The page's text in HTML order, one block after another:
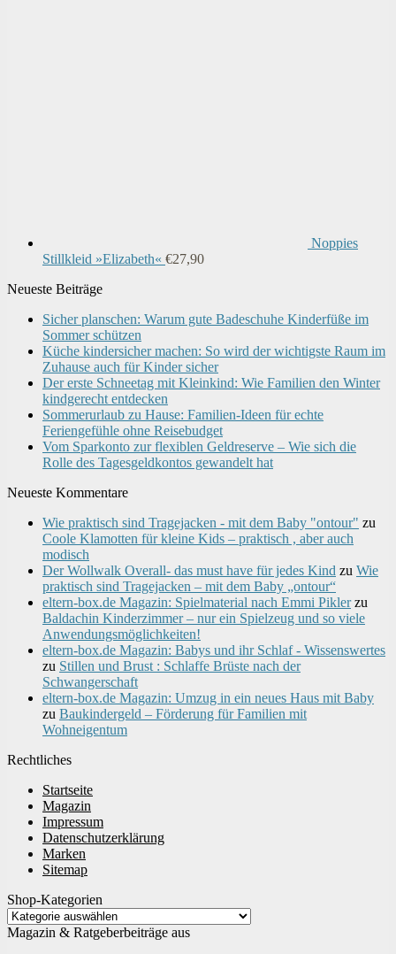
Noppies
Stillkleid »Elizabeth« €27,90
Neueste Beiträge
Sicher planschen: Warum gute Badeschuhe Kinderfüße im
Sommer schützen
Küche kindersicher machen: So wird der wichtigste Raum im
Zuhause auch für Kinder sicher
Der erste Schneetag mit Kleinkind: Wie Familien den Winter
kindgerecht entdecken
Sommerurlaub zu Hause: Familien-Ideen für echte
Feriengefühle ohne Reisebudget
Vom Sparkonto zur flexiblen Geldreserve – Wie sich die
Rolle des Tagesgeldkontos gewandelt hat
Neueste Kommentare
Wie praktisch sind Tragejacken - mit dem Baby "ontour" zu
Coole Klamotten für kleine Kids – praktisch , aber auch
modisch
Der Wollwalk Overall- das must have für jedes Kind zu Wie
praktisch sind Tragejacken – mit dem Baby „ontour“
eltern-box.de Magazin: Spielmaterial nach Emmi Piklerzu
Baldachin Kinderzimmer – nur ein Spielzeug und so viele
Anwendungsmöglichkeiten!
eltern-box.de Magazin: Babys und ihr Schlaf - Wissenswertes
zu Stillen und Brust : Schlaffe Brüste nach der
Schwangerschaft
eltern-box.de Magazin: Umzug in ein neues Haus mit Baby
zu Baukindergeld – Förderung für Familien mit
Wohneigentum
Rechtliches
Startseite
Magazin
Impressum
Datenschutzerklärung
Marken
Sitemap
Shop-Kategorien
Magazin & Ratgeberbeiträge aus